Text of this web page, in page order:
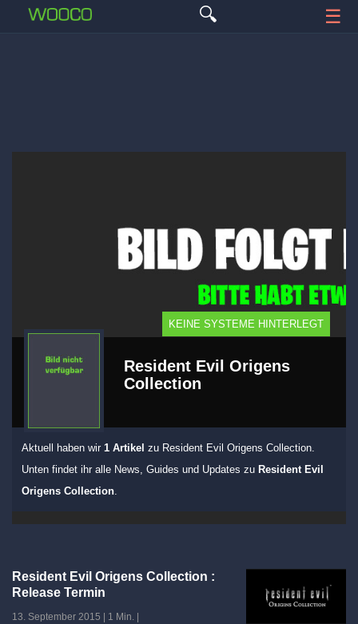
🔍 ☰
KEINE SYSTEME HINTERLEGT
Resident Evil Origens
Collection
Aktuell haben wir 1 Artikel zu Resident Evil Origens Collection.
Unten findet ihr alle News, Guides und Updates zu Resident Evil
Origens Collection.
Resident Evil Origens Collection :
Release Termin
13. September 2015 1 Min.